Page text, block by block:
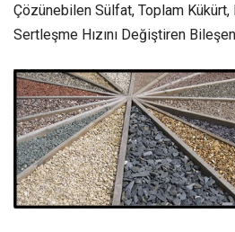
Çözünebilen Sülfat, Toplam
Sertleşme Hızını Değiştiren